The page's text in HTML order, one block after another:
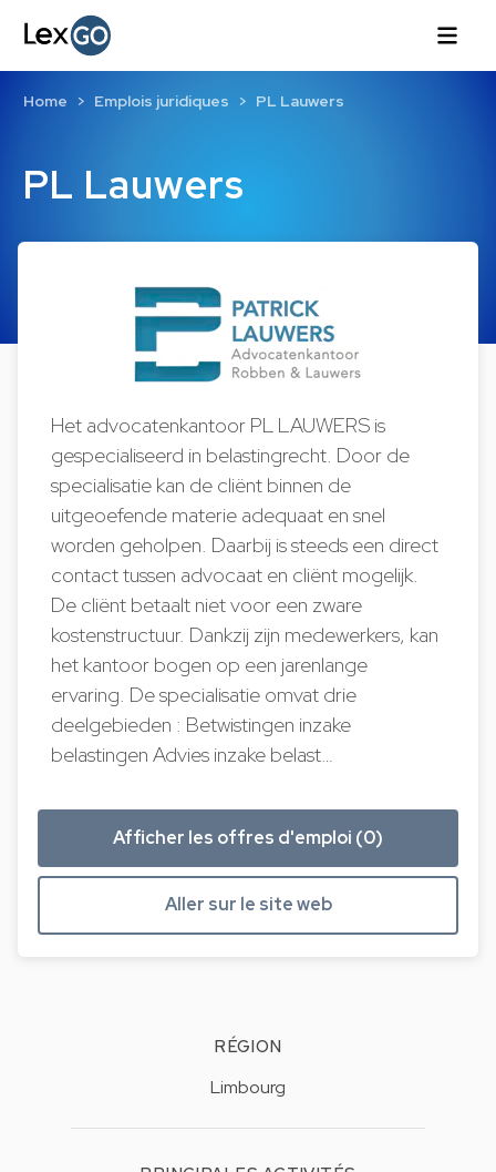
PL Lauwers
Home Emplois juridiques PL Lauwers
Het advocatenkantoor PL LAUWERS is
gespecialiseerd in belastingrecht. Door de
specialisatie kan de cliënt binnen de
uitgeoefende materie adequaat en snel
worden geholpen. Daarbij is steeds een direct
contact tussen advocaat en cliënt mogelijk.
De cliënt betaalt niet voor een zware
kostenstructuur. Dankzij zijn medewerkers, kan
het kantoor bogen op een jarenlange
ervaring. De specialisatie omvat drie
deelgebieden : Betwistingen inzake
belastingen Advies inzake belast…
Afficher les offres d'emploi (0)
Aller sur le site web
RÉGION
Limbourg